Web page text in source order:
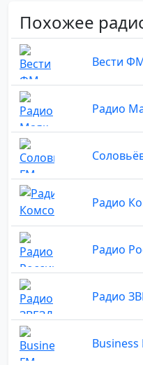
Похожее
Вести
Радио
Радио
Радио
Радио
Business